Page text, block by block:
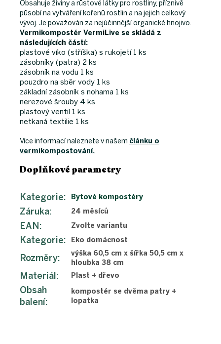
Obsahuje živiny a růstové látky pro rostliny, příznivě
působí na vytváření kořenů rostlin a najejich celkový
vývoj. Je považován za nejúčinnější organické hnojivo.
Vermikompostér VermiLive se skládá z
následujících částí:
plastové víko (stříška) s rukojetí 1 ks
zásobníky (patra) 2 ks
zásobník na vodu 1 ks
pouzdro na sběr vody 1 ks
základní zásobník s nohama 1 ks
nerezové šrouby 4 ks
plastový ventil 1 ks
netkaná textilie 1 ks
Více informací naleznete v našem článku o
vermikompostování.
Doplňkové parametry
Kategorie: Bytové kompostéry
Záruka: 24 měsíců
EAN : Zvolte variantu
Kategorie: Eko domácnost
Rozměry:
výška 60,5 cm x šířka 50,5 cm x
hloubka 38 cm
Materiál : Plast + dřevo
Obsah
balení:
kompostér se dvěma patry +
lopatka